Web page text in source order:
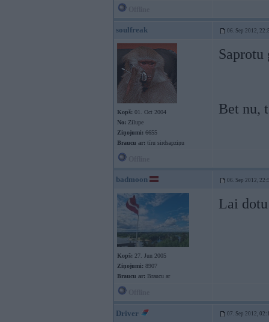
soulfreak 06. Sep 2012,
Kopš: 01. Oct 2004
No: Zilupe
Ziņojumi: 6655
Braucu ar: tīru sirdsapziņu
Bet nu,
badmoon 06. Sep 2012,
Kopš: 27. Jun 2005
Ziņojumi: 8907
Braucu ar: Braucu ar
Lai
Driver 07. Sep 2012,